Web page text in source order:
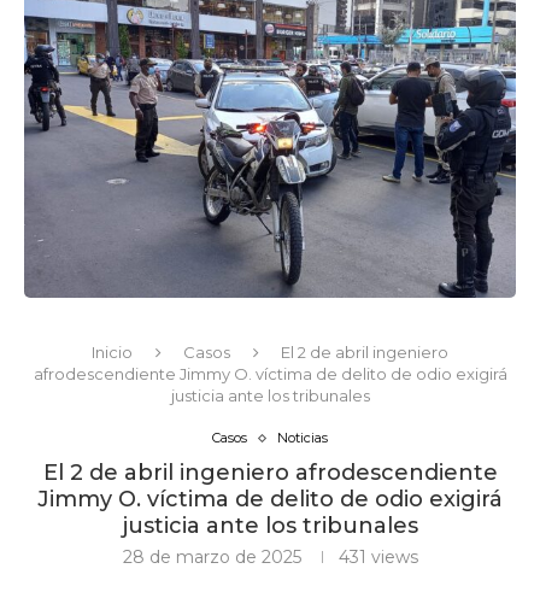
Inicio Casos
El 2 de abril ingeniero
afrodescendiente Jimmy O. víctima de delito de odio exigirá
justicia ante los tribunales
Casos Noticias
El 2 de abril ingeniero afrodescendiente
Jimmy O. víctima de delito de odio exigirá
justicia ante los tribunales
28 de marzo de 2025 431 views